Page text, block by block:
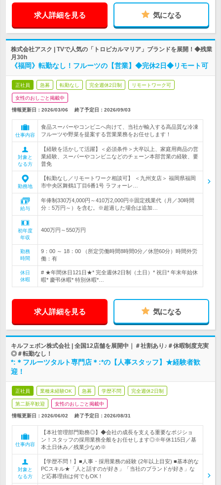
求人詳細を見る 気になる
株式会社アスク | TVで人気の「トロピカルマリア」ブランドを展開！◆残業
月30h
《福岡》転勤なし！フルーツの【営業】◆完休2日◆リモート可
正社員 急募 転勤なし 完全週休2日制 リモートワーク可
女性のおしごと掲載中
情報更新日：2026/03/06 終了予定日： 2026/09/03
仕事内容
食品スーパーやコンビニへ向けて、当社が輸入する高品質な冷凍
フルーツや野菜を提案する営業業務をお任せします！
対象と
なる方
【経験を活かして活躍】＜必須条件＞大卒以上、家庭用商品の営
業経験、スーパーやコンビニなどのチェーン本部営業の経験、要
普免
勤務地
【転勤なし／リモートワーク相談可】 ＜九州支店＞ 福岡県福岡
市中央区舞鶴1丁目6番1号 ラフォーレ…
給与
年俸制330万4,000円～410万2,000円※固定残業代（月／30時間
分：5万円～）を含む。※超過した場合は追加…
初年度
年収
400万円～550万円
勤務
時間
9：00 ～ 18：00 （所定労働時間8時間0分／休憩60分）時間外労
働：有
休日
休暇
# ★年間休日121日★* 完全週休2日制（土日）* 祝日* 年末年始休
暇* 慶弔休暇* 特別休暇*…
求人詳細を見る 気になる
キルフェボン株式会社 | 全国12店舗を展開中｜＃社割あり♪＃休暇制度充実
◎＃転勤なし！
*:＊フルーツタルト専門店＊:*の【人事スタッフ】★経験者歓
迎！
正社員 業種未経験OK 急募 学歴不問 完全週休2日制
第二新卒歓迎 女性のおしごと掲載中
情報更新日：2026/06/02 終了予定日： 2026/08/31
仕事内容
【本社管理部門勤務◎】◆会社の成長を支える重要なポジショ
ン！スタッフの採用業務全般をお任せします◎※年休115日／基
本土日休み／残業少なめ※
対象と
なる方
【学歴不問！】■人事・採用業務の経験 (2年以上目安) ■基本的な
PCスキル★「人と話すのが好き」「当社のブランドが好き」な
ど応募理由は何でもOK！